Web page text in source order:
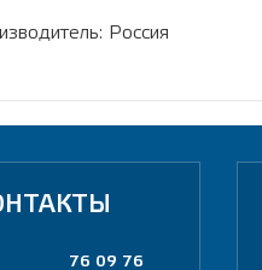
Россия
76 09 76